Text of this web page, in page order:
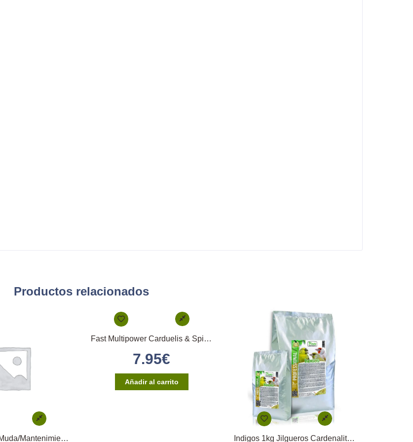
Productos relacionados
Oro Past 1kg (Muda/Mantenimiento/Preparación)
Fast Multipower Carduelis & Spinus 1kg
7.95€
Añadir al carrito
Indigos 1kg Jilgueros Cardenalitos y Spinus Pineta